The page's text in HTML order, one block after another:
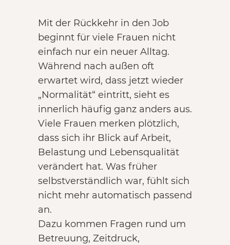
Mit der Rückkehr in den Job
beginnt für viele Frauen nicht
einfach nur ein neuer Alltag.
Während nach außen oft
erwartet wird, dass jetzt wieder
„Normalität“ eintritt, sieht es
innerlich häufig ganz anders aus.
Viele Frauen merken plötzlich,
dass sich ihr Blick auf Arbeit,
Belastung und Lebensqualität
verändert hat. Was früher
selbstverständlich war, fühlt sich
nicht mehr automatisch passend
an.
Dazu kommen Fragen rund um
Betreuung, Zeitdruck,